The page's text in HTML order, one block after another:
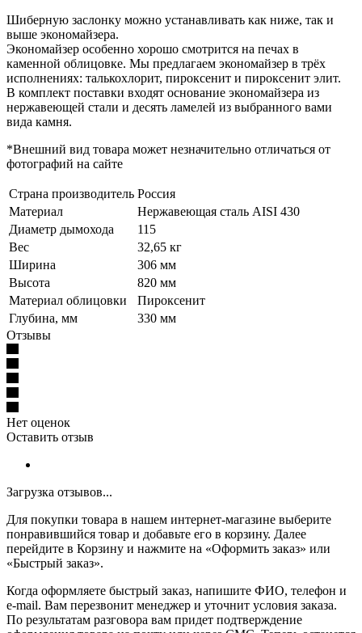
Шиберную заслонку можно устанавливать как ниже, так и
выше экономайзера.
Экономайзер особенно хорошо смотрится на печах в
каменной облицовке. Мы предлагаем экономайзер в трёх
исполнениях: талькохлорит, пироксенит и пироксенит элит.
В комплект поставки входят основание экономайзера из
нержавеющей стали и десять ламелей из выбранного вами
вида камня.
*Внешний вид товара может незначительно отличаться от
фотографий на сайте
Страна производитель Россия
Материал
Нержавеющая сталь AISI 430
Диаметр дымохода
115
Вес
32,65 кг
Ширина
306 мм
Высота
820 мм
Материал облицовки
Пироксенит
Глубина, мм
330 мм
Отзывы
Нет оценок
Оставить отзыв
Загрузка отзывов...
Для покупки товара в нашем интернет-магазине выберите
понравившийся товар и добавьте его в корзину. Далее
перейдите в Корзину и нажмите на «Оформить заказ» или
«Быстрый заказ».
Когда оформляете быстрый заказ, напишите ФИО, телефон и
e-mail. Вам перезвонит менеджер и уточнит условия заказа.
По результатам разговора вам придет подтверждение